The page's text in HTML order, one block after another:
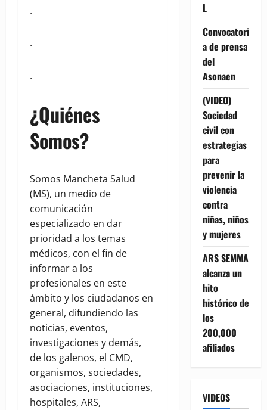
.
.
.
¿Quiénes
Somos?
Somos Mancheta Salud
(MS), un medio de
comunicación
especializado en dar
prioridad a los temas
médicos, con el fin de
informar a los
profesionales en este
ámbito y los ciudadanos en
general, difundiendo las
noticias, eventos,
investigaciones y demás,
de los galenos, el CMD,
organismos, sociedades,
asociaciones, instituciones,
hospitales, ARS,
L
Convocatori
a de prensa
del
Asonaen
(VIDEO)
Sociedad
civil con
estrategias
para
prevenir la
violencia
contra
niñas, niños
y mujeres
ARS SEMMA
alcanza un
hito
histórico de
los
200,000
afiliados
VIDEOS